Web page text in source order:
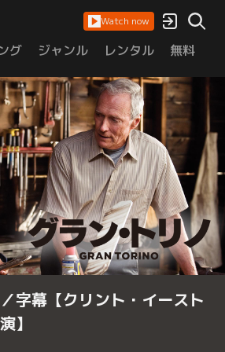
Watch now
グ ジャンル レンタル 無料
字幕【クリント・イースト
】